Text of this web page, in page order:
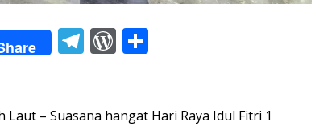
T
gr
W
Pr e
Laut – Suasana hangat Hari Raya Idul Fitri 1